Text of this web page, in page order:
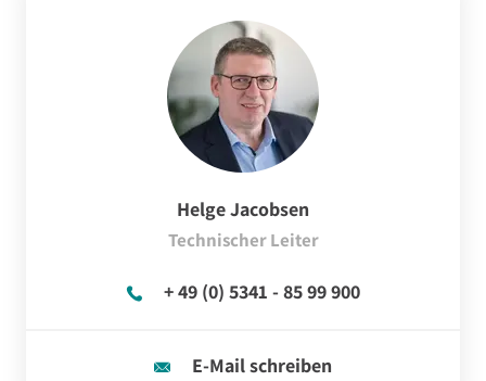
Helge Jacobsen
Technischer Leiter
+ 49 (0) 5341 - 85 99 900
E-Mail schreiben